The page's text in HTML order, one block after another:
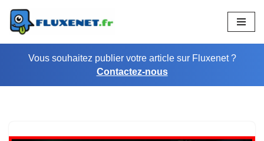
Aller
au
contenuVous souhaitez publier votre article sur Fluxenet ?
Contactez-nous